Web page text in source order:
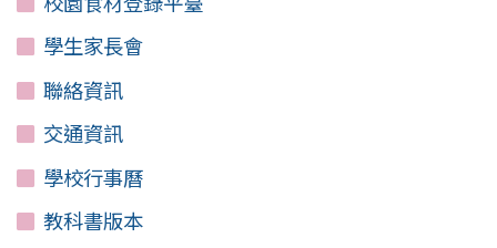
學生家長會
聯絡資訊
交通資訊
學校行事曆
教科書版本